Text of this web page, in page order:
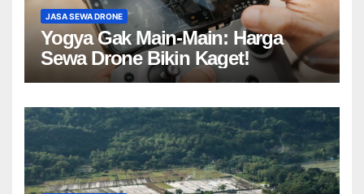
JASA SEWA DRONE
Yogya Gak Main-Main: Harga
Sewa Drone Bikin Kaget!